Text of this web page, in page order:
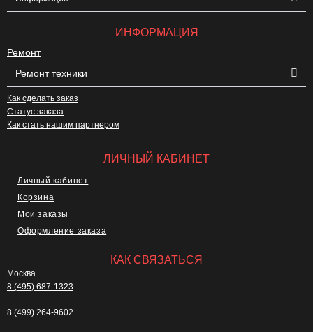
ИНФОРМАЦИЯ
Ремонт
Ремонт техники
Как сделать заказ
Статус заказа
Как стать нашим партнером
ЛИЧНЫЙ КАБИНЕТ
Личный кабинет
Корзина
Мои заказы
Оформление заказа
КАК СВЯЗАТЬСЯ
Москва
8 (495) 687-1323
8 (499) 264-9602